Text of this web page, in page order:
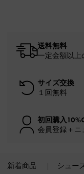
送料無料
一定金額以
サイズ交換
１回無料
初回購入
会員登録＋
新着商品 シュー